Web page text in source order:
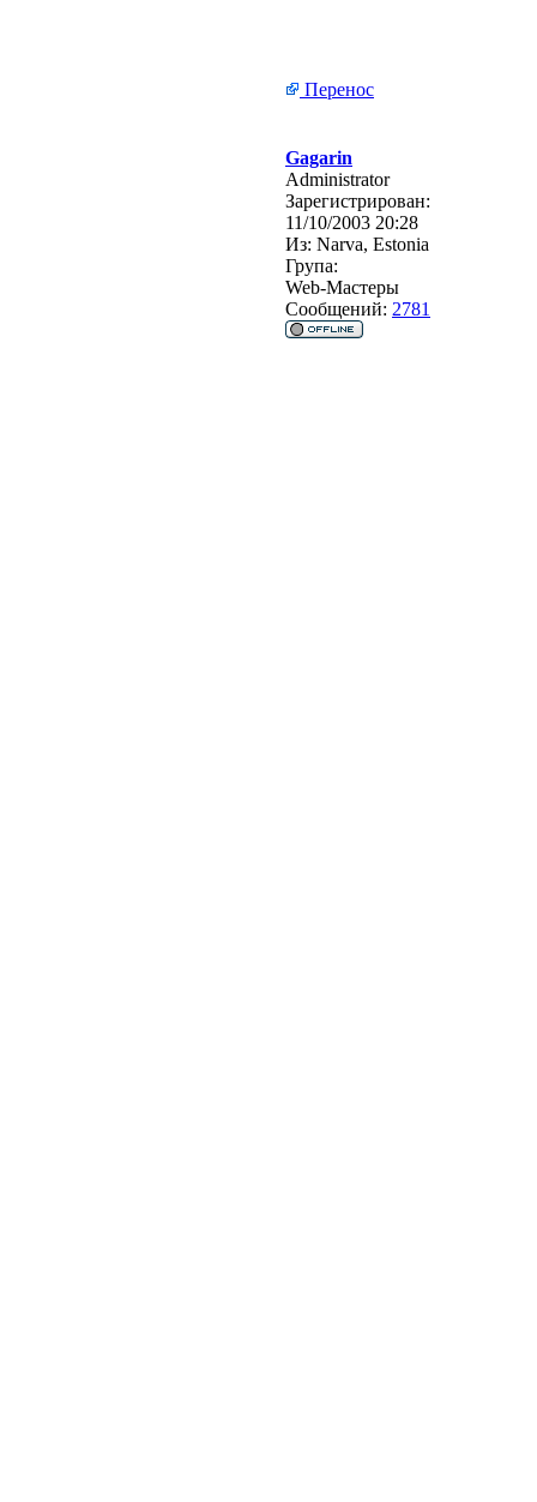
Перенос
Gagarin
Administrator
Зарегистрирован:
11/10/2003 20:28
Из: Narva, Estonia
Група:
Web-Мастеры
Сообщений: 2781